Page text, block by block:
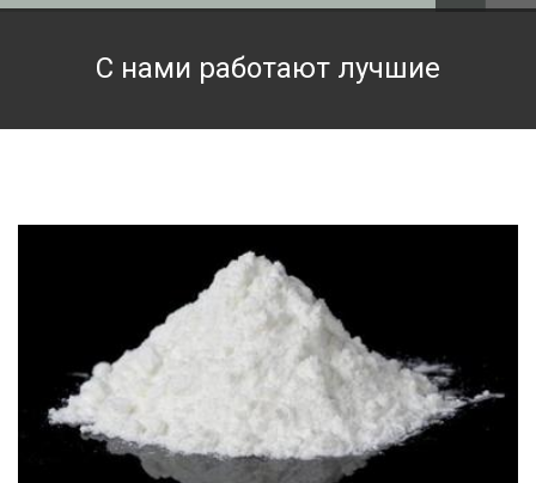
С нами работают лучшие